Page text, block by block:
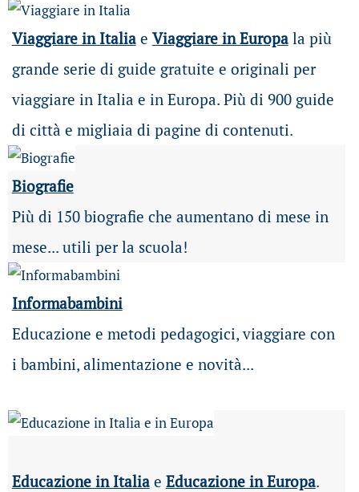
Viaggiare in Italiae Viaggiare in Europala più
grande serie di guide gratuite e originali per
viaggiare in Italia e in Europa. Più di 900 guide
di città e migliaia di pagine di contenuti.
Biografie
Più di 150 biografie che aumentano di mese in
mese... utili per la scuola!
Informabambini
Educazione e metodi pedagogici, viaggiare con
i bambini, alimentazione e novità...
Educazione in Italiae Educazione in Europa.